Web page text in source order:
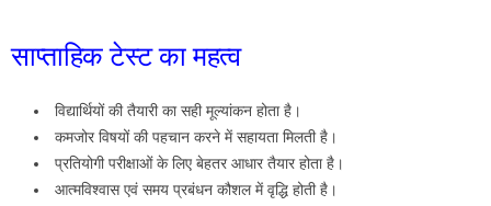
साप्ताहिक टेस्ट का महत्व
विद्यार्थियों की तैयारी का सही मूल्यांकन होता है।
कमजोर विषयों की पहचान करने में सहायता मिलती है।
प्रतियोगी परीक्षाओं के लिए बेहतर आधार तैयार होता है।
आत्मविश्वास एवं समय प्रबंधन कौशल में वृद्धि होती है।